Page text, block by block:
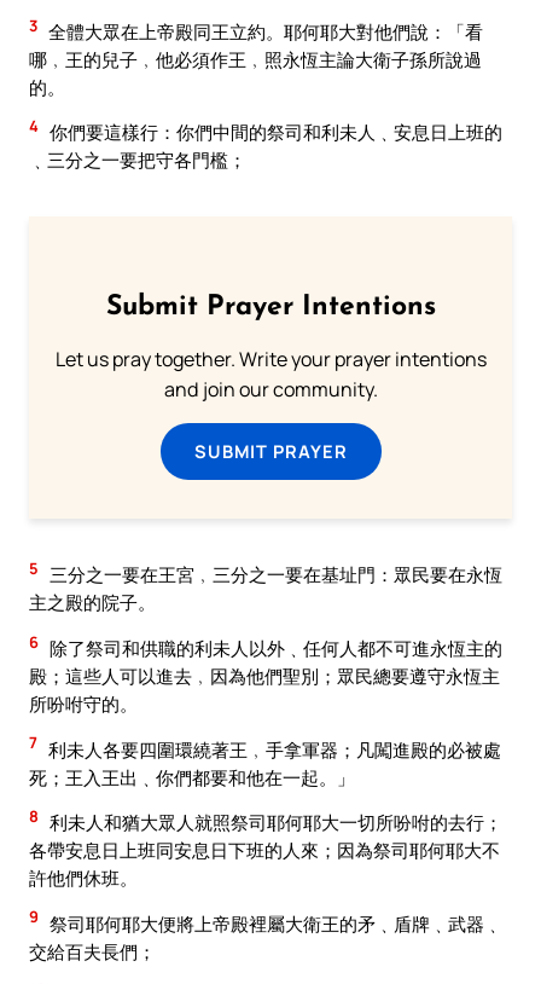
3 全體大眾在上帝殿同王立約。耶何耶大對他們說：「看
哪﹐王的兒子﹐他必須作王﹐照永恆主論大衛子孫所說過
的。
4 你們要這樣行：你們中間的祭司和利未人﹑安息日上班的
﹑三分之一要把守各門檻；
Submit Prayer Intentions
Let us pray together. Write your prayer intentions
and join our community.
SUBMIT PRAYER
5 三分之一要在王宮﹐三分之一要在基址門：眾民要在永恆
主之殿的院子。
6 除了祭司和供職的利未人以外﹑任何人都不可進永恆主的
殿；這些人可以進去﹐因為他們聖別；眾民總要遵守永恆主
所吩咐守的。
7 利未人各要四圍環繞著王﹐手拿軍器；凡闖進殿的必被處
死；王入王出﹑你們都要和他在一起。」
8 利未人和猶大眾人就照祭司耶何耶大一切所吩咐的去行；
各帶安息日上班同安息日下班的人來；因為祭司耶何耶大不
許他們休班。
9 祭司耶何耶大便將上帝殿裡屬大衛王的矛﹑盾牌﹑武器﹑
交給百夫長們；